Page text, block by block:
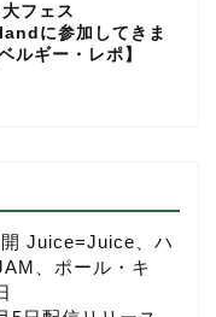
フェス
に参加してきま
ルギー・レポ】
Juice=Juice、ハ
、ポール・キ